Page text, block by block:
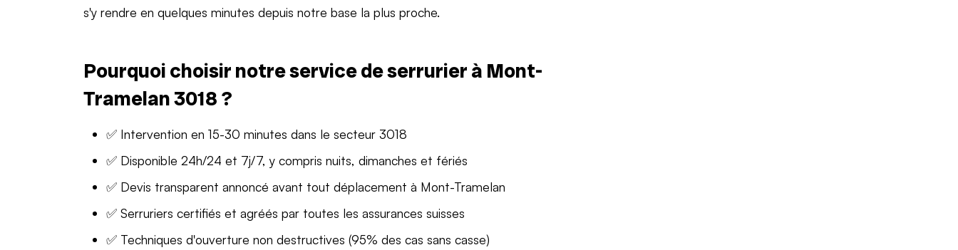
s'y rendre en quelques minutes depuis notre base la plus proche.
Pourquoi choisir notre service de serrurier à Mont-
Tramelan 3018 ?
✅ Intervention en 15-30 minutes dans le secteur 3018
✅ Disponible 24h/24 et 7j/7, y compris nuits, dimanches et fériés
✅ Devis transparent annoncé avant tout déplacement à Mont-Tramelan
✅ Serruriers certifiés et agréés par toutes les assurances suisses
✅ Techniques d'ouverture non destructives (95% des cas sans casse)